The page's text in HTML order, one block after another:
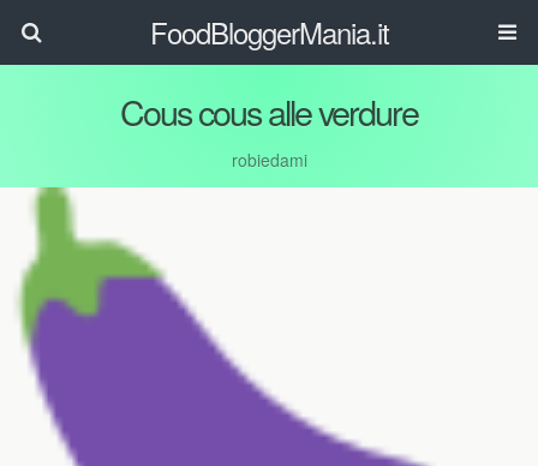
FoodBloggerMania.it
Cous cous alle verdure
robiedami